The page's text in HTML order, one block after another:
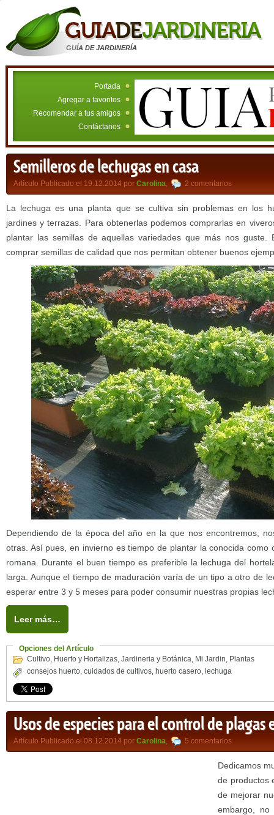
GUÍA DE JARDINERÍA
Portada
Agregar a favoritos
Recomendar a tus amigos
Contáctanos
Semilleros de lechugas en casa
Artículo Publicado el 19.12.2014 por Carolina, 2 comentarios
La lechuga es una planta que se cultiva sin problemas en los
jardines y terrazas. Para obtenerlas podemos comprarlas en
plantar las semillas de aquellas variedades que más nos guste.
comprar semillas de calidad que nos permitan obtener buenos
Dependiendo de la época del año en la que nos encontremos,
otras. Así pues, en invierno es tiempo de plantar la conocida como
romana. Durante el buen tiempo es preferible la lechuga del
larga. Aunque el tiempo de maduración varía de un tipo a otro de
esperar entre 3 y 5 meses para poder consumir nuestras propias
Leer más…
Opciones del Artículo
Cultivo, Huerto y Hortalizas, Jardineria y Botánica, Mi Jardin, Plantas
consejos huerto, cuidados de cultivos, huerto casero, lechuga
Usos de especies para el control de plagas
Artículo Publicado el 08.12.2014 por Carolina, 5 comentarios
Dedicamos
de productos
de mejorar
embargo, no